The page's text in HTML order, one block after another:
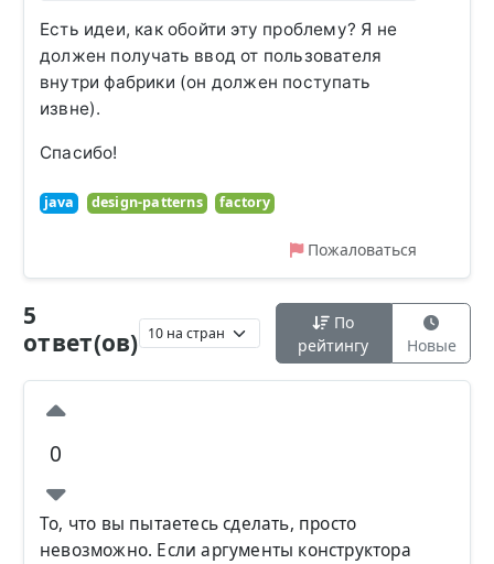
Есть идеи, как обойти эту проблему? Я не
должен получать ввод от пользователя
внутри фабрики (он должен поступать
извне).
Спасибо!
java design-patterns factory
Пожаловаться
5
ответ(ов)
По
рейтингу
Новые
0
То, что вы пытаетесь сделать, просто
невозможно. Если аргументы конструктора